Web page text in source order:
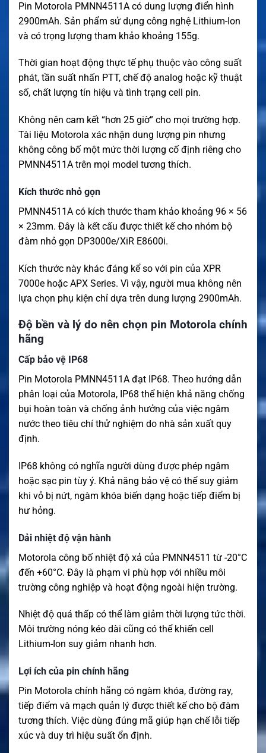
Pin Motorola PMNN4511A có dung lượng điển hình
2900mAh. Sản phẩm sử dụng công nghệ Lithium-Ion
và có trọng lượng tham khảo khoảng 155g.
Thời gian hoạt động thực tế phụ thuộc vào công suất
phát, tần suất nhấn PTT, chế độ analog hoặc kỹ thuật
số, chất lượng tín hiệu và tình trạng cell pin.
Không nên cam kết “hơn 25 giờ” cho mọi trường hợp.
Tài liệu Motorola xác nhận dung lượng pin nhưng
không công bố một mức thời lượng cố định riêng cho
PMNN4511A trên mọi model tương thích.
Kích thước nhỏ gọn
PMNN4511A có kích thước tham khảo khoảng 96 × 56
× 23mm. Đây là kết cấu được thiết kế cho nhóm bộ
đàm nhỏ gọn DP3000e/XiR E8600i.
Kích thước này khác đáng kể so với pin của XPR
7000e hoặc APX Series. Vì vậy, người mua không nên
lựa chọn phụ kiện chỉ dựa trên dung lượng 2900mAh.
Độ bền và lý do nên chọn pin Motorola chính
hãng
Cấp bảo vệ IP68
Pin Motorola PMNN4511A đạt IP68. Theo hướng dẫn
phân loại của Motorola, IP68 thể hiện khả năng chống
bụi hoàn toàn và chống ảnh hưởng của việc ngâm
nước theo tiêu chí thử nghiệm do nhà sản xuất quy
định.
IP68 không có nghĩa người dùng được phép ngâm
hoặc sạc pin tùy ý. Khả năng bảo vệ có thể suy giảm
khi vỏ bị nứt, ngàm khóa biến dạng hoặc tiếp điểm bị
hư hỏng.
Dải nhiệt độ vận hành
Motorola công bố nhiệt độ xả của PMNN4511 từ -20°C
đến +60°C. Đây là phạm vi phù hợp với nhiều môi
trường công nghiệp và hoạt động ngoài hiện trường.
Nhiệt độ quá thấp có thể làm giảm thời lượng tức thời.
Môi trường nóng kéo dài cũng có thể khiến cell
Lithium-Ion suy giảm nhanh hơn.
Lợi ích của pin chính hãng
Pin Motorola chính hãng có ngàm khóa, đường ray,
tiếp điểm và mạch quản lý được thiết kế cho bộ đàm
tương thích. Việc dùng đúng mã giúp hạn chế lỗi tiếp
xúc và duy trì hiệu suất ổn định.